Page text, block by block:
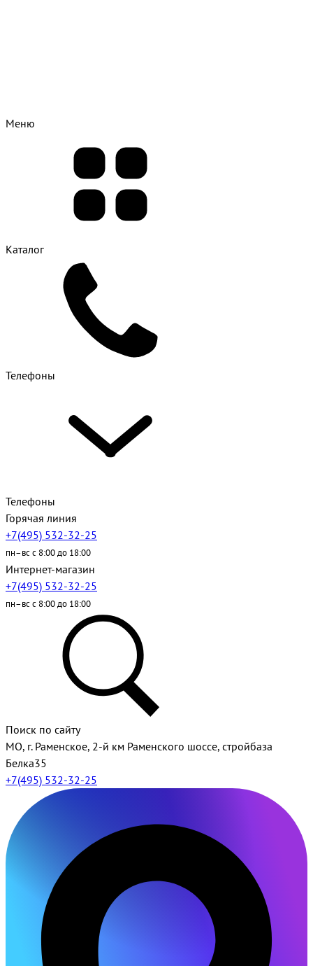
Меню
Каталог
Телефоны
Телефоны
Горячая линия
+7(495) 532-32-25
пн–вс с 8:00 до 18:00
Интернет-магазин
+7(495) 532-32-25
пн–вс с 8:00 до 18:00
Поиск по сайту
МО, г. Раменское, 2-й км Раменского шоссе, стройбаза
Белка35
+7(495) 532-32-25